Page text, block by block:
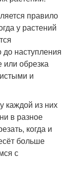
правило
у растений
наступления
обрезка
и
каждой из них
в разное
когда и
больше
с